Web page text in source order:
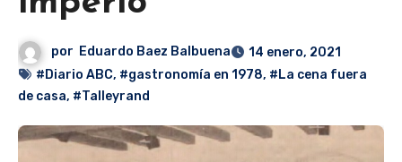
por Eduardo Baez Balbuena
14 enero, 2021
#Diario ABC, #gastronomía en 1978, #La cena fuera
de casa, #Talleyrand